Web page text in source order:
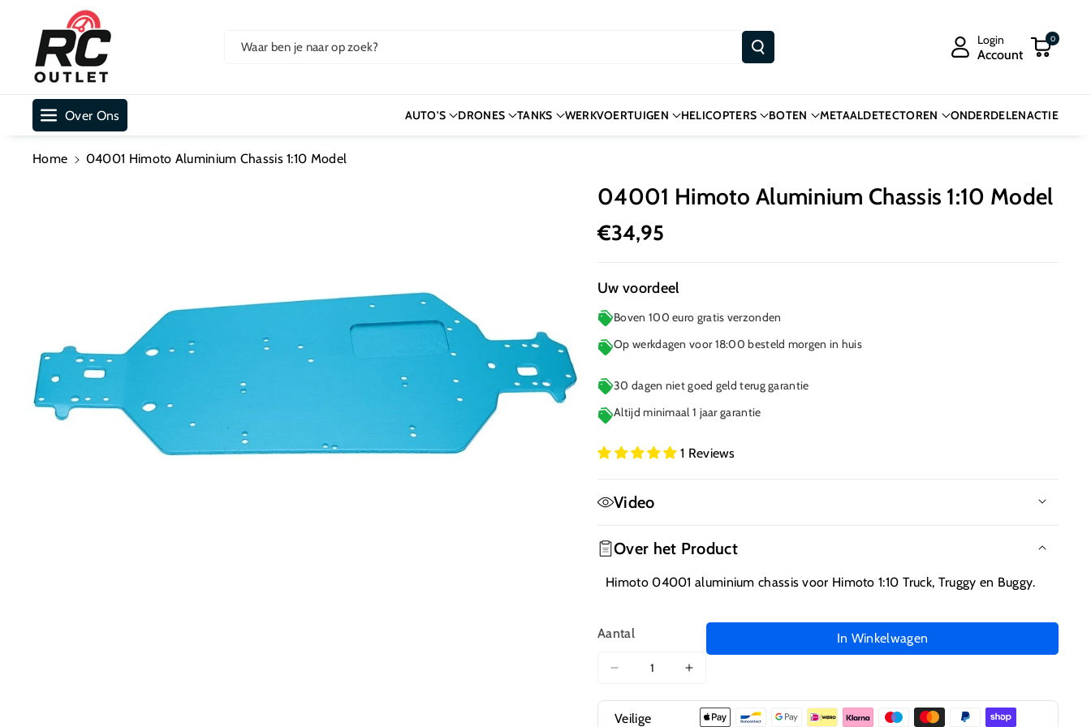
Ar De Cont
Waar ben je naar op zoek?
Login
Account
0
Over Ons AUTO'S DRONES TANKS WERKVOERTUIGEN HELICOPTERS BOTEN METAALDETECTOREN ONDERDELENACTIE
Home
04001 Himoto Aluminium Chassis 1:10 Model
04001 Himoto Aluminium Chassis 1:10 Model
€34,95
Uw voordeel
Boven 100 euro gratis verzonden
Op werkdagen voor 18:00 besteld morgen in huis
30 dagen niet goed geld terug garantie
Altijd minimaal 1 jaar garantie
1 Reviews
Video
Over het Product
Himoto 04001 aluminium chassis voor Himoto 1:10 Truck, Truggy en Buggy.
Aantal
Aantal
voor
Aantal
voor
In Winkelwagen
Veilige